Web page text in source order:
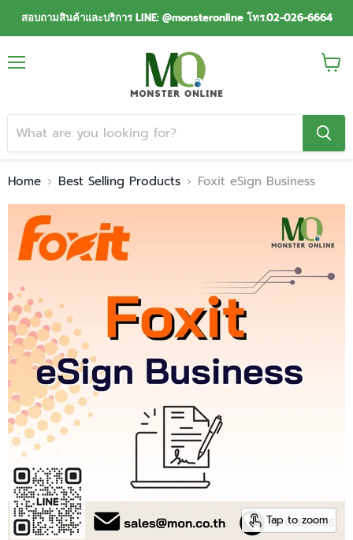
สอบถามสินค้าและบริการ LINE: @monsteronline โทร.02-026-6664
View
Home Best Selling Products Foxit eSign Business
Tap to zoom